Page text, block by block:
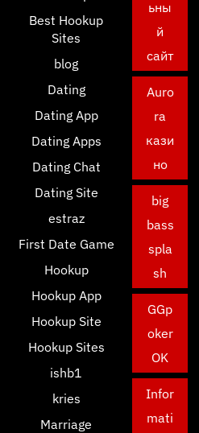
Best Hookup
Sites
blog
Dating
Dating App
Dating Apps
Dating Chat
Dating Site
estraz
First Date Game
Hookup
Hookup App
Hookup Site
Hookup Sites
ishb1
kries
Marriage
ьны
й
сайт
Auro
ra
кази
но
big
bass
spla
sh
GGp
oker
OK
Infor
mati